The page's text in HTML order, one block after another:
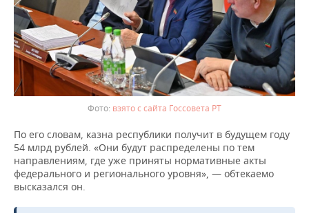
взято с сайта Госсовета РТ
По его словам, казна республики получит в будущем году
54 млрд рублей. «Они будут распределены по тем
направлениям, где уже приняты нормативные акты
федерального и регионального уровня», — обтекаемо
высказался он.